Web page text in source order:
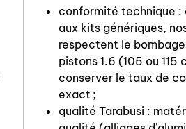
conformité technique :
aux kits génériques,
respectent le
pistons 1.6 (105 ou 115
conserver le taux de
exact ;
qualité Tarabusi :